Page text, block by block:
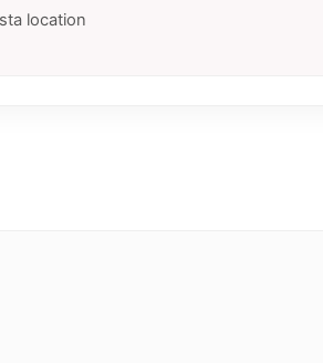
location